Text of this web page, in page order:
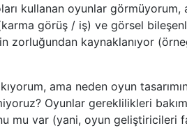
kullanan oyunlar
görüş / iş) ve görsel
zorluğundan kaynaklanıyor
ama neden oyun
Oyunlar gereklilikleri
mu var (yani, oyun geliştiricileri